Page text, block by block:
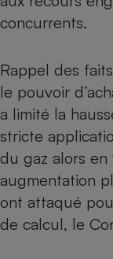
concurrents.
Rappel des
le pouvoir
a limité la
stricte
du gaz alors
augmentation
ont attaqué
de calcul, le